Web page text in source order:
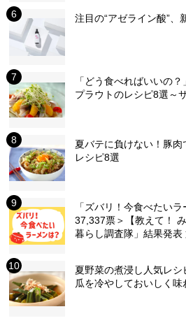
注目の“アゼライン酸”、
「どう食べればいいの
プラウトのレシピ8選～
夏バテに負けない！豚
レシピ8選
「ズバリ！今食べたい
37,337票＞【教えて！
暮らし調査隊」結果発表
夏野菜の煮浸し人気レ
瓜を冷やしておいしく味